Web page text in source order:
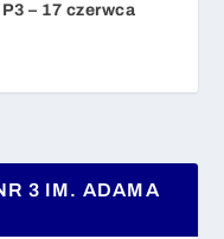
– 17 czerwca
3 IM. ADAMA